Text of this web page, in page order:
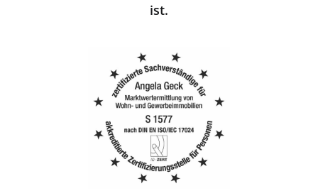
ist.